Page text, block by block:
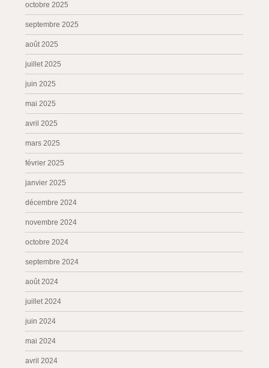
octobre 2025
septembre 2025
août 2025
juillet 2025
juin 2025
mai 2025
avril 2025
mars 2025
février 2025
janvier 2025
décembre 2024
novembre 2024
octobre 2024
septembre 2024
août 2024
juillet 2024
juin 2024
mai 2024
avril 2024